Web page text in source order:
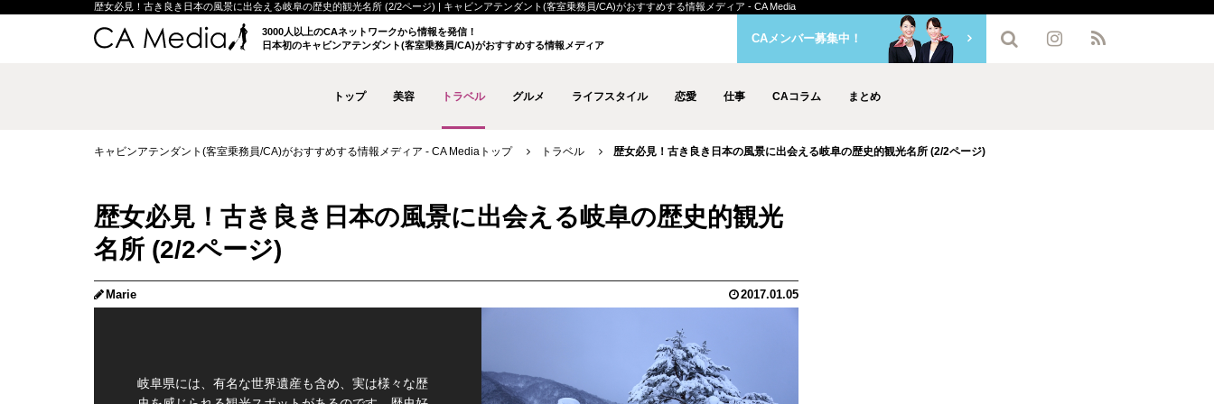
歴女必見！古き良き日本の風景に出会える岐阜の歴史的観光名所 (2/2ページ) | キャビンアテンダント(客室乗務員/CA)がおすすめする情報メディア - CA Media
3000人以上のCAネットワークから情報を発信！
日本初のキャビンアテンダント(客室乗務員/CA)がおすすめする情報メディア
トップ 美容 トラベル グルメ ライフスタイル 恋愛 仕事 CAコラム まとめ
CAメンバー募集中！
キャビンアテンダント(客室乗務員/CA)がおすすめする情報メディア - CA Mediaトップ トラベル 歴女必見！古き良き日本の風景に出会える岐阜の歴史的観光名所 (2/2ページ)
歴女必見！古き良き日本の風景に出会える岐阜の歴史的観光
名所 (2/2ページ)
Marie 2017.01.05
岐阜県には、有名な世界遺産も含め、実は様々な歴